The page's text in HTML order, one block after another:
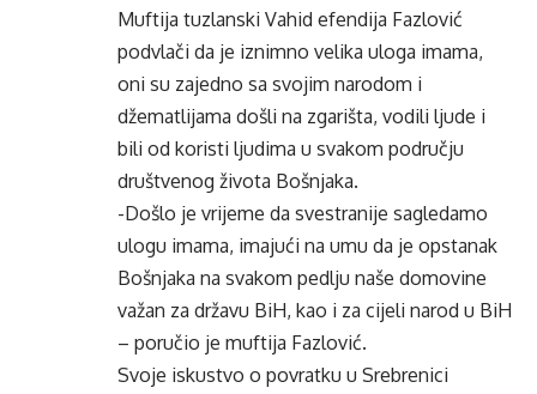
Muftija tuzlanski Vahid efendija Fazlović
podvlači da je iznimno velika uloga imama,
oni su zajedno sa svojim narodom i
džematlijama došli na zgarišta, vodili ljude i
bili od koristi ljudima u svakom području
društvenog života Bošnjaka.
-Došlo je vrijeme da svestranije sagledamo
ulogu imama, imajući na umu da je opstanak
Bošnjaka na svakom pedlju naše domovine
važan za državu BiH, kao i za cijeli narod u BiH
– poručio je muftija Fazlović.
Svoje iskustvo o povratku u Srebrenici